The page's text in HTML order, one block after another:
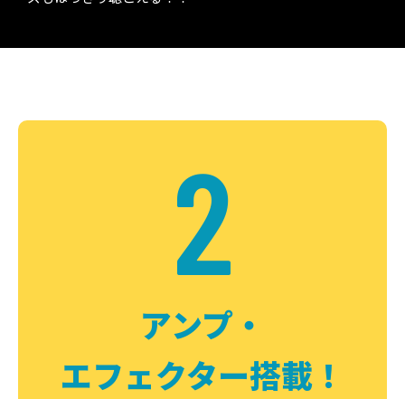
2
アンプ・
エフェクター搭載！